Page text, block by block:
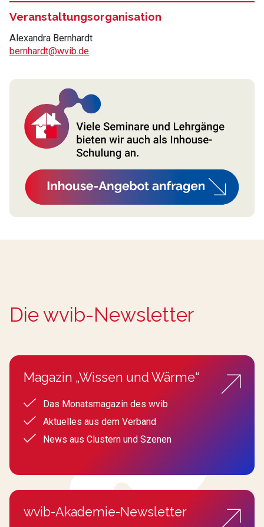
Veranstaltungsorganisation
Alexandra Bernhardt
bernhardt@wvib.de
Die wvib-Newsletter
Magazin „Wissen und Wärme“
Das Monatsmagazin des wvib
Aktuelles aus dem Verband
News aus Clustern und Szenen
wvib-Akademie-Newsletter